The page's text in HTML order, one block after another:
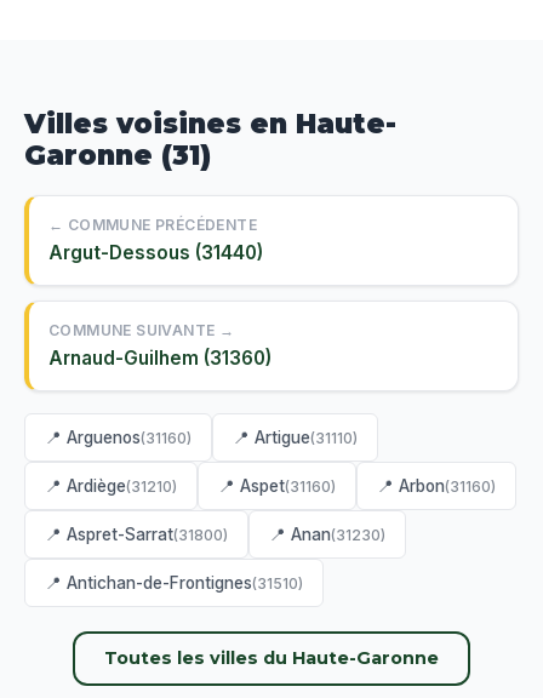
Villes voisines en Haute-
Garonne (31)
← COMMUNE PRÉCÉDENTE
Argut-Dessous (31440)
COMMUNE SUIVANTE →
Arnaud-Guilhem (31360)
📍 Arguenos(31160) 📍 Artigue(31110)
📍 Ardiège(31210) 📍 Aspet(31160) 📍 Arbon(31160)
📍 Aspret-Sarrat(31800) 📍 Anan(31230)
📍 Antichan-de-Frontignes(31510)
Toutes les villes du Haute-Garonne